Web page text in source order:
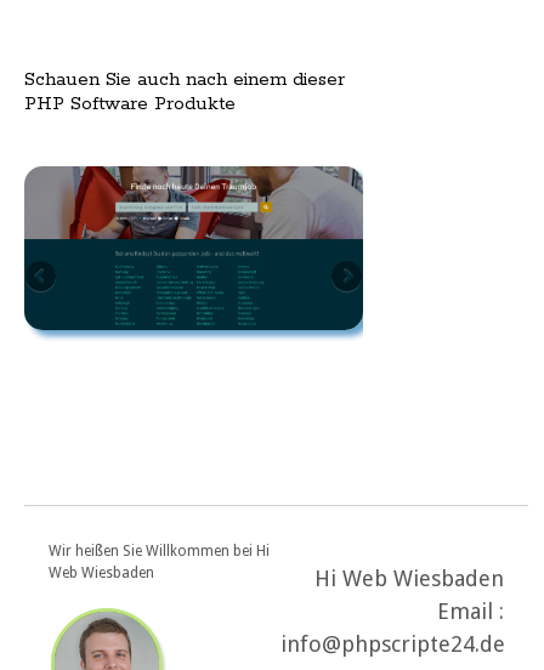
Schauen Sie auch nach einem dieser
PHP Software Produkte
Wir heißen Sie Willkommen bei Hi
Web Wiesbaden
Hi Web Wiesbaden